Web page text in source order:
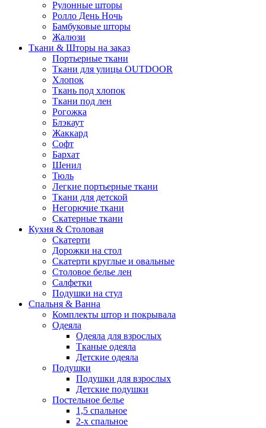
Рулонные шторы
Ролло День Ночь
Бамбуковые шторы
Жалюзи
Ткани & Шторы на заказ
Портьерные ткани
Ткани для улицы OUTDOOR
Хлопок
Ткань под хлопок
Ткани под лен
Рогожка
Блэкаут
Жаккард
Софт
Бархат
Шенил
Тюль
Легкие портьерные ткани
Ткани для детской
Негорючие ткани
Скатерные ткани
Кухня & Столовая
Скатерти
Дорожки на стол
Скатерти круглые и овальные
Столовое белье лен
Салфетки
Подушки на стул
Спальня & Ванна
Комплекты штор и покрывала
Одеяла
Одеяла для взрослых
Тканые одеяла
Детские одеяла
Подушки
Подушки для взрослых
Детские подушки
Постельное белье
1,5 спальное
2-х спальное